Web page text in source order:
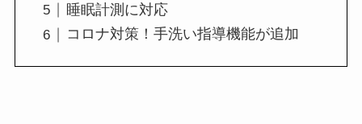
睡眠計測に対応
コロナ対策！手洗い指導機能が追加